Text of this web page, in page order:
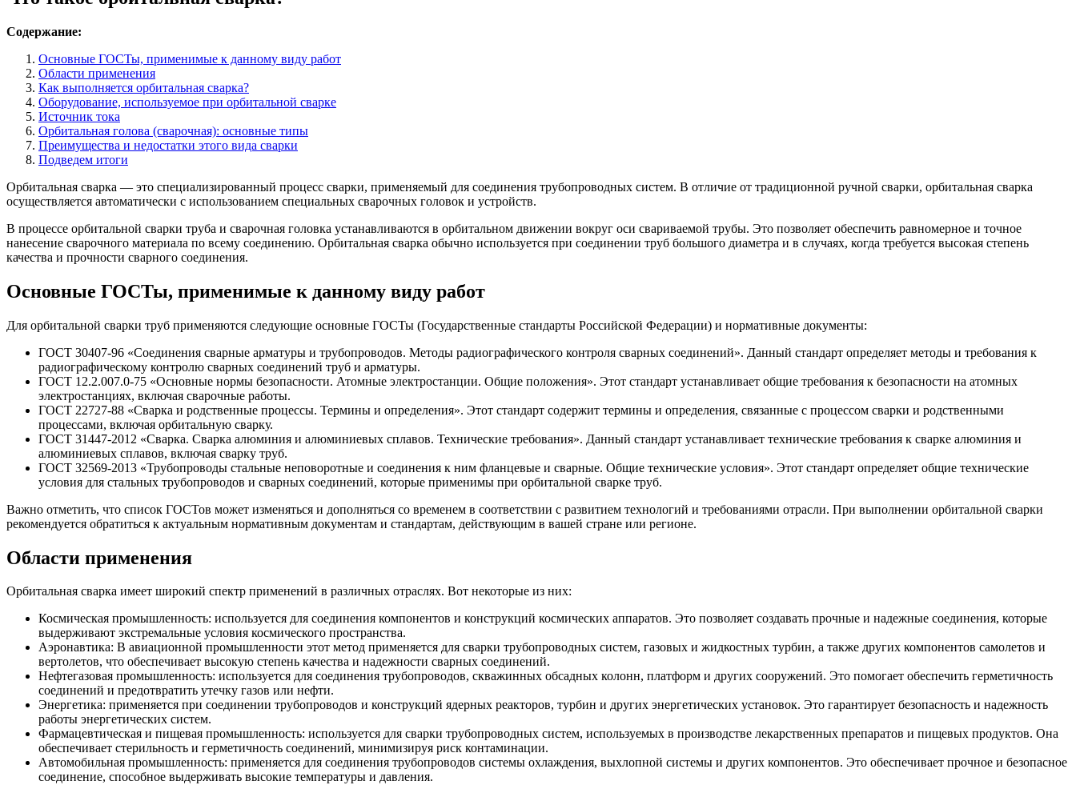
Содержание:
Основные ГОСТы, применимые к данному виду работ
Области применения
Как выполняется орбитальная сварка?
Оборудование, используемое при орбитальной сварке
Источник тока
Орбитальная голова (сварочная): основные типы
Преимущества и недостатки этого вида сварки
Подведем итоги
Орбитальная сварка — это специализированный процесс сварки, применяемый для соединения трубопроводных систем. В отличие от традиционной ручной сварки, орбитальная сварка
осуществляется автоматически с использованием специальных сварочных головок и устройств.
В процессе орбитальной сварки труба и сварочная головка устанавливаются в орбитальном движении вокруг оси свариваемой трубы. Это позволяет обеспечить равномерное и точное
нанесение сварочного материала по всему соединению. Орбитальная сварка обычно используется при соединении труб большого диаметра и в случаях, когда требуется высокая степень
качества и прочности сварного соединения.
Основные ГОСТы, применимые к данному виду работ
Для орбитальной сварки труб применяются следующие основные ГОСТы (Государственные стандарты Российской Федерации) и нормативные документы:
ГОСТ 30407-96 «Соединения сварные арматуры и трубопроводов. Методы радиографического контроля сварных соединений». Данный стандарт определяет методы и требования к
радиографическому контролю сварных соединений труб и арматуры.
ГОСТ 12.2.007.0-75 «Основные нормы безопасности. Атомные электростанции. Общие положения». Этот стандарт устанавливает общие требования к безопасности на атомных
электростанциях, включая сварочные работы.
ГОСТ 22727-88 «Сварка и родственные процессы. Термины и определения». Этот стандарт содержит термины и определения, связанные с процессом сварки и родственными
процессами, включая орбитальную сварку.
ГОСТ 31447-2012 «Сварка. Сварка алюминия и алюминиевых сплавов. Технические требования». Данный стандарт устанавливает технические требования к сварке алюминия и
алюминиевых сплавов, включая сварку труб.
ГОСТ 32569-2013 «Трубопроводы стальные неповоротные и соединения к ним фланцевые и сварные. Общие технические условия». Этот стандарт определяет общие технические
условия для стальных трубопроводов и сварных соединений, которые применимы при орбитальной сварке труб.
Важно отметить, что список ГОСТов может изменяться и дополняться со временем в соответствии с развитием технологий и требованиями отрасли. При выполнении орбитальной сварки
рекомендуется обратиться к актуальным нормативным документам и стандартам, действующим в вашей стране или регионе.
Области применения
Орбитальная сварка имеет широкий спектр применений в различных отраслях. Вот некоторые из них:
Космическая промышленность: используется для соединения компонентов и конструкций космических аппаратов. Это позволяет создавать прочные и надежные соединения, которые
выдерживают экстремальные условия космического пространства.
Аэронавтика: В авиационной промышленности этот метод применяется для сварки трубопроводных систем, газовых и жидкостных турбин, а также других компонентов самолетов и
вертолетов, что обеспечивает высокую степень качества и надежности сварных соединений.
Нефтегазовая промышленность: используется для соединения трубопроводов, скважинных обсадных колонн, платформ и других сооружений. Это помогает обеспечить герметичность
соединений и предотвратить утечку газов или нефти.
Энергетика: применяется при соединении трубопроводов и конструкций ядерных реакторов, турбин и других энергетических установок. Это гарантирует безопасность и надежность
работы энергетических систем.
Фармацевтическая и пищевая промышленность: используется для сварки трубопроводных систем, используемых в производстве лекарственных препаратов и пищевых продуктов. Она
обеспечивает стерильность и герметичность соединений, минимизируя риск контаминации.
Автомобильная промышленность: применяется для соединения трубопроводов системы охлаждения, выхлопной системы и других компонентов. Это обеспечивает прочное и безопасное
соединение, способное выдерживать высокие температуры и давления.